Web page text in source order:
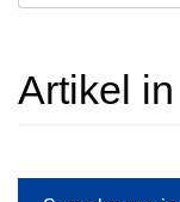
Artikel